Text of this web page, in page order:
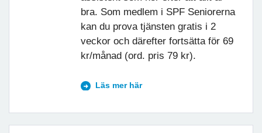
bra. Som medlem i SPF Seniorerna
kan du prova tjänsten gratis i 2
veckor och därefter fortsätta för 69
kr/månad (ord. pris 79 kr).
Läs mer här